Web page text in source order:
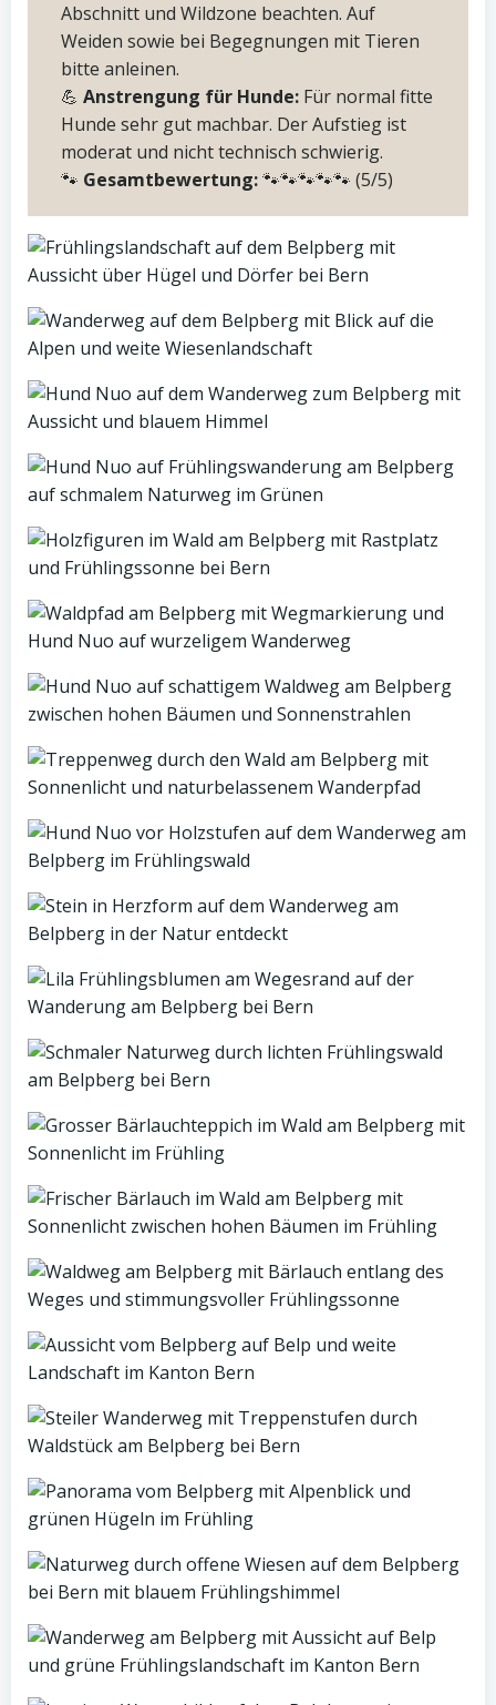
Abschnitt und Wildzone beachten. Auf
Weiden sowie bei Begegnungen mit Tieren
bitte anleinen.
💪 Anstrengung für Hunde: Für normal fitte
Hunde sehr gut machbar. Der Aufstieg ist
moderat und nicht technisch schwierig.
🐾 Gesamtbewertung:🐾🐾🐾🐾🐾 (5/5)